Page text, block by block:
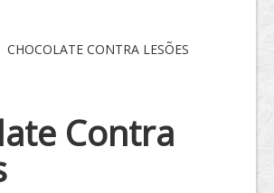
CHOCOLATE CONTRA LESÕES
Contra